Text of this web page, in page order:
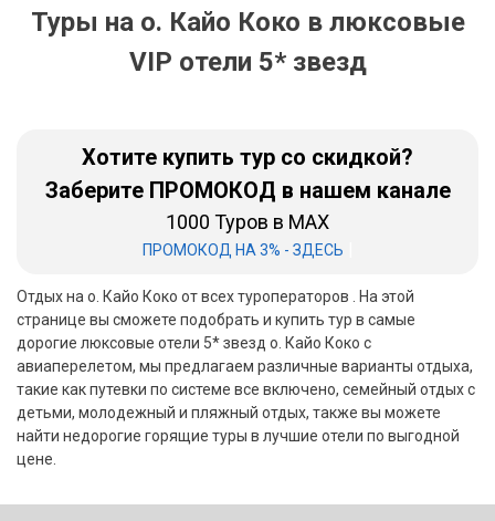
Туры на о. Кайо Коко в люксовые
VIP отели 5* звезд
Хотите купить тур со скидкой?
Заберите ПРОМОКОД в нашем канале
1000 Туров в MAX
ПРОМОКОД НА 3% - ЗДЕСЬ
Отдых на о. Кайо Коко от всех туроператоров . На этой
странице вы сможете подобрать и купить тур в самые
дорогие люксовые отели 5* звезд о. Кайо Коко с
авиаперелетом, мы предлагаем различные варианты отдыха,
такие как путевки по системе все включено, семейный отдых с
детьми, молодежный и пляжный отдых, также вы можете
найти недорогие горящие туры в лучшие отели по выгодной
цене.
Хайнань
Занзибар
Абхазия
Большой Сочи
Кав Мин Воды